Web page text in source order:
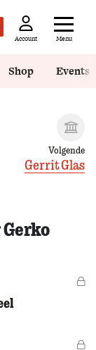
Account Menu
Shop Events
Volgende
Gerrit Glas